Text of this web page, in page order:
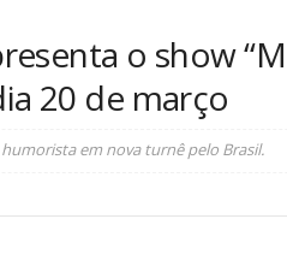
o show
20 de março
em nova turnê pelo Brasil.